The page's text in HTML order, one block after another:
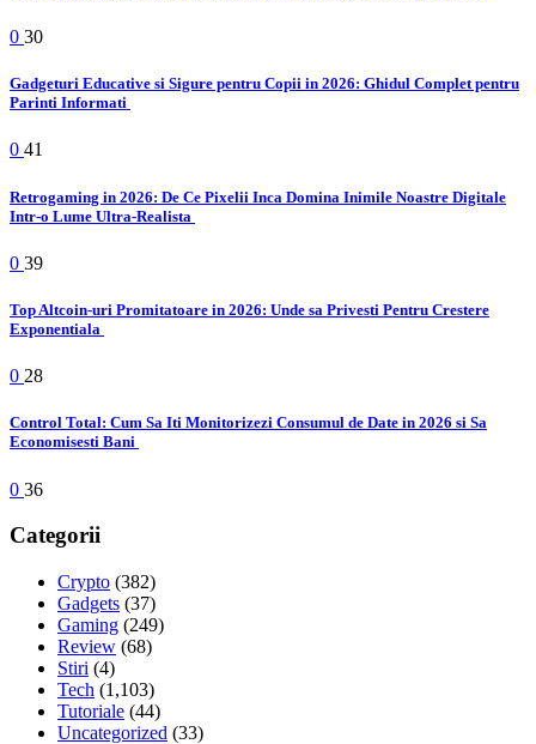
0 30
Gadgeturi Educative si Sigure pentru Copii in 2026: Ghidul Complet pentru
Parinti Informati
0 41
Retrogaming in 2026: De Ce Pixelii Inca Domina Inimile Noastre Digitale
Intr-o Lume Ultra-Realista
0 39
Top Altcoin-uri Promitatoare in 2026: Unde sa Privesti Pentru Crestere
Exponentiala
0 28
Control Total: Cum Sa Iti Monitorizezi Consumul de Date in 2026 si Sa
Economisesti Bani
0 36
Categorii
Crypto (382)
Gadgets (37)
Gaming (249)
Review (68)
Stiri (4)
Tech (1,103)
Tutoriale (44)
Uncategorized (33)